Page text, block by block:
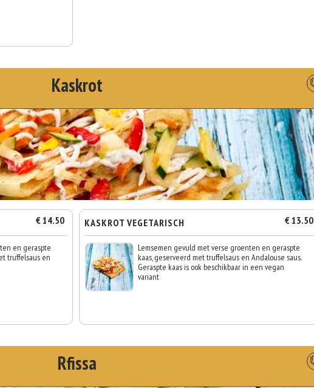
Kaskrot
€ 14.50
en geraspte
truffelsaus en
KASKROT VEGETARISCH € 13.50
Lemsemen gevuld met verse groenten en geraspte
kaas, geserveerd met truffelsaus en Andalouse saus.
Geraspte kaas is ook beschikbaar in een vegan
variant
Rfissa